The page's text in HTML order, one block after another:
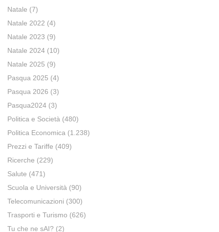
Natale (7)
Natale 2022 (4)
Natale 2023 (9)
Natale 2024 (10)
Natale 2025 (9)
Pasqua 2025 (4)
Pasqua 2026 (3)
Pasqua2024 (3)
Politica e Società (480)
Politica Economica (1.238)
Prezzi e Tariffe (409)
Ricerche (229)
Salute (471)
Scuola e Università (90)
Telecomunicazioni (300)
Trasporti e Turismo (626)
Tu che ne sAI? (2)